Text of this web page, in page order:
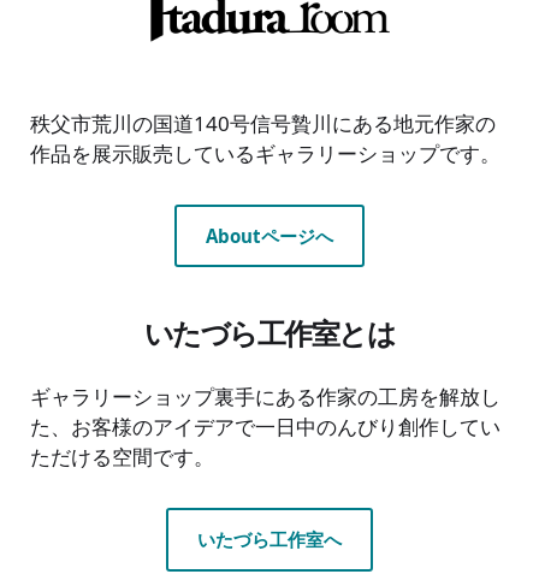
秩父市荒川の国道140号信号贄川にある地元作家の
作品を展示販売しているギャラリーショップです。
Aboutページへ
いたづら工作室とは
ギャラリーショップ裏手にある作家の工房を解放し
た、お客様のアイデアで一日中のんびり創作してい
ただける空間です。
いたづら工作室へ